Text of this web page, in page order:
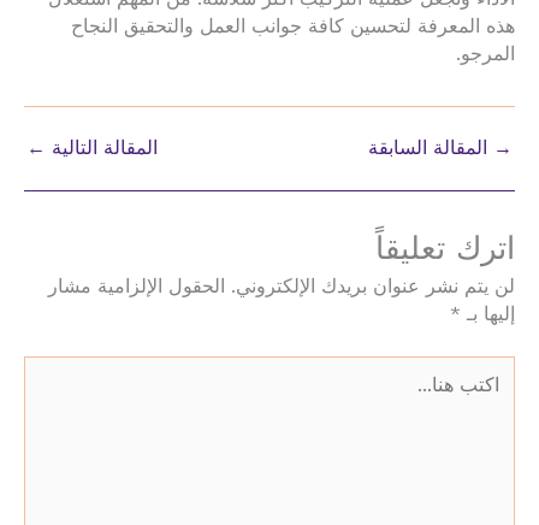
هذه المعرفة لتحسين كافة جوانب العمل والتحقيق النجاح
المرجو.
→ المقالة السابقة المقالة التالية ←
اترك تعليقاً
لن يتم نشر عنوان بريدك الإلكتروني.
الحقول الإلزامية مشار
إليها بـ *
هنا...